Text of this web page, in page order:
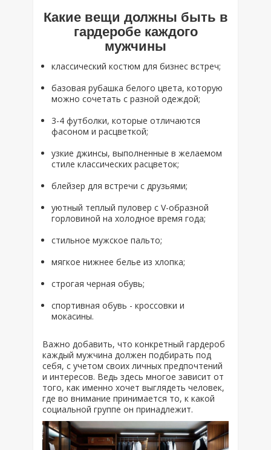
Какие вещи должны быть в
гардеробе каждого
мужчины
классический костюм для бизнес встреч;
базовая рубашка белого цвета, которую
можно сочетать с разной одеждой;
3-4 футболки, которые отличаются
фасоном и расцветкой;
узкие джинсы, выполненные в желаемом
стиле классических расцветок;
блейзер для встречи с друзьями;
уютный теплый пуловер с V-образной
горловиной на холодное время года;
стильное мужское пальто;
мягкое нижнее белье из хлопка;
строгая черная обувь;
спортивная обувь - кроссовки и
мокасины.
Важно добавить, что конкретный гардероб
каждый мужчина должен подбирать под
себя, с учетом своих личных предпочтений
и интересов. Ведь здесь многое зависит от
того, как именно хочет выглядеть человек,
где во внимание принимается то, к какой
социальной группе он принадлежит.